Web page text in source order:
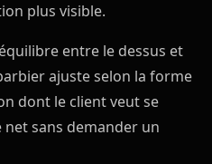
plus visible.
entre le dessus et
ajuste selon la forme
dont le client veut se
sans demander un